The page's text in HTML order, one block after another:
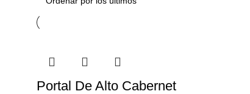
Portal De Alto Cabernet